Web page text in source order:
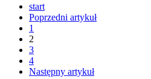
start
Poprzedni artykuł
1
2
3
4
Następny artykuł